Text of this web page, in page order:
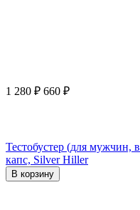
1 280 ₽ 660 ₽
Тестобустер (для мужчин,
капс, Silver Hiller
В корзину